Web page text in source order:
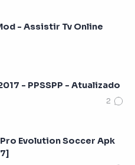
- Assistir Tv Online
- PPSSPP - Atualizado
Evolution Soccer Apk